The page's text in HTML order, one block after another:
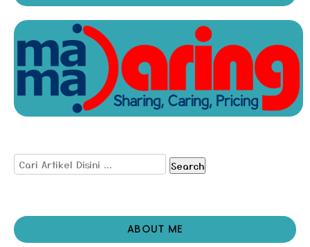
Search
ABOUT ME